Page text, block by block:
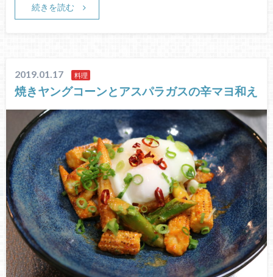
続きを読む
2019.01.17 料理
焼きヤングコーンとアスパラガスの辛マヨ和え